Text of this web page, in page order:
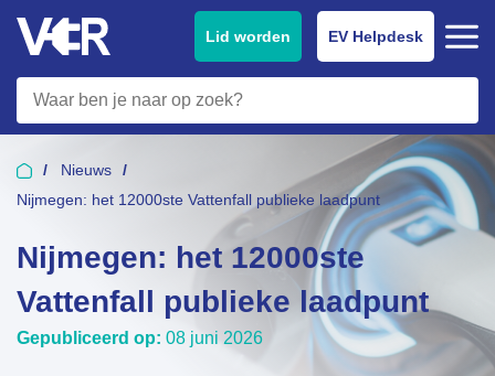
Lid worden EV Helpdesk
Nieuws
Nijmegen: het 12000ste Vattenfall publieke laadpunt
Nijmegen: het 12000ste
Vattenfall publieke laadpunt
Gepubliceerd op: 08 juni 2026